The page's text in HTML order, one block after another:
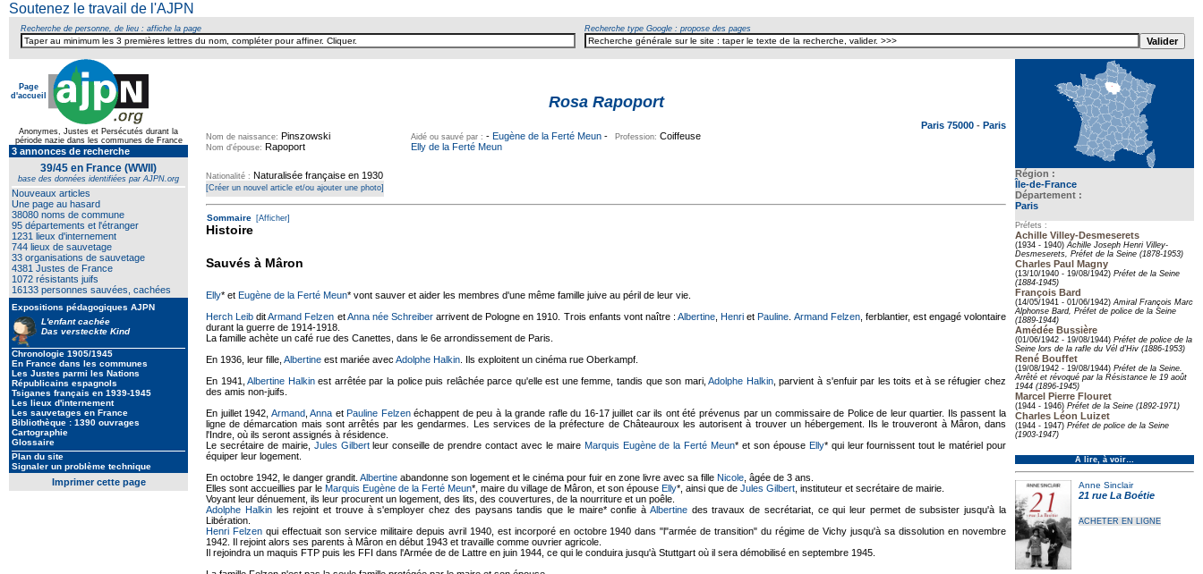
Soutenez le travail de l'AJPN
Recherche de personne, de lieu : affiche la page Recherche type Google : propose des pages
Page
d'accueil
Anonymes, Justes et Persécutés durant la
période nazie dans les communes de France
3 annonces de recherche
39/45 en France (WWII)
base des données identifiées par AJPN.org
Nouveaux articles
Une page au hasard
38080 noms de commune
95 départements et l'étranger
1231 lieux d'internement
744 lieux de sauvetage
33 organisations de sauvetage
4381 Justes de France
1072 résistants juifs
16133 personnes sauvées, cachées
Expositions pédagogiques AJPN
L'enfant cachée
Das versteckte Kind
Chronologie 1905/1945
En France dans les communes
Les Justes parmi les Nations
Républicains espagnols
Tsiganes français en 1939-1945
Les lieux d'internement
Les sauvetages en France
Bibliothèque : 1390 ouvrages
Cartographie
Glossaire
Plan du site
Signaler un problème technique
Imprimer cette page
Région :
Île-de-France
Département :
Paris
Préfets :
Achille Villey-Desmeserets
(1934 - 1940)Achille Joseph Henri Villey-
Desmeserets, Préfet de la Seine (1878-1953)
Charles Paul Magny
(13/10/1940 - 19/08/1942) Préfet de la Seine
(1884-1945)
François Bard
(14/05/1941 - 01/06/1942)Amiral François Marc
Alphonse Bard, Préfet de police de la Seine
(1889-1944)
Amédée Bussière
(01/06/1942 - 19/08/1944) Préfet de police de la
Seine lors de la rafle du Vél d’Hiv (1886-1953)
René Bouffet
(19/08/1942 - 19/08/1944) Préfet de la Seine.
Arrêté et révoqué par la Résistance le 19 août
1944 (1896-1945)
Marcel Pierre Flouret
(1944 - 1946) Préfet de la Seine (1892-1971)
Charles Léon Luizet
(1944 - 1947) Préfet de police de la Seine
(1903-1947)
À lire, à voir…
Anne Sinclair
21 rue La Boétie
ACHETER EN LIGNE
Rosa Rapoport
Paris 75000 - Paris
Nom de naissance: Pinszowski
Nom d'épouse: Rapoport
Nationalité : Naturalisée française en 1930
Aidé ou sauvé par : - Eugène de la Ferté Meun -
Elly de la Ferté Meun
Profession: Coiffeuse
[Créer un nouvel article et/ou ajouter une photo]
Sommaire [Afficher]
Histoire
Sauvés à Mâron
Elly* et Eugène de la Ferté Meun* vont sauver et aider les membres d'une même famille juive au péril de leur vie.
Herch Leib ditArmand Felzen etAnna née Schreiberarrivent de Pologne en 1910. Trois enfants vont naître :Albertine ,Henri etPauline Armand Felzen, ferblantier, est engagé volontaire
durant la guerre de 1914-1918.
La famille achète un café rue des Canettes, dans le 6e arrondissement de Paris.
En 1936, leur fille, Albertine est mariée avec Adolphe Halkin . Ils exploitent un cinéma rue Oberkampf.
En 1941,Albertine Halkinest arrêtée par la police puis relâchée parce qu'elle est une femme, tandis que son mari,Adolphe Halkin, parvient à s'enfuir par les toits et à se réfugier chez
des amis non-juifs.
En juillet 1942, Armand,Anna etPauline Felzenéchappent de peu à la grande rafle du 16-17 juillet car ils ont été prévenus par un commissaire de Police de leur quartier. Ils passent la
ligne de démarcation mais sont arrêtés par les gendarmes. Les services de la préfecture de Châteauroux les autorisent à trouver un hébergement. Ils le trouveront à Mâron, dans
l'Indre, où ils seront assignés à résidence.
Le secrétaire de mairie, Jules Gilbertleur conseille de prendre contact avec le maire Marquis Eugène de la Ferté Meun* et son épouse Elly* qui leur fournissent tout le matériel pour
équiper leur logement.
En octobre 1942, le danger grandit. Albertine abandonne son logement et le cinéma pour fuir en zone livre avec sa fille Nicole , âgée de 3 ans.
Elles sont accueillies par le Marquis Eugène de la Ferté Meun*, maire du village de Mâron, et son épouse Elly*, ainsi que de Jules Gilbert , instituteur et secrétaire de mairie.
Voyant leur dénuement, ils leur procurent un logement, des lits, des couvertures, de la nourriture et un poêle.
Adolphe Halkinles rejoint et trouve à s'employer chez des paysans tandis que le maire* confie à Albertinedes travaux de secrétariat, ce qui leur permet de subsister jusqu'à la
Libération.
Henri Felzenqui effectuait son service militaire depuis avril 1940, est incorporé en octobre 1940 dans "l"armée de transition" du régime de Vichy jusqu'à sa dissolution en novembre
1942. Il rejoint alors ses parents à Mâron en début 1943 et travaille comme ouvrier agricole.
Il rejoindra un maquis FTP puis les FFI dans l'Armée de de Lattre en juin 1944, ce qui le conduira jusqu'à Stuttgart où il sera démobilisé en septembre 1945.